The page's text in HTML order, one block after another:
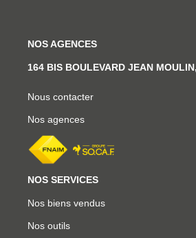
NOS AGENCES
164 BIS BOULEVARD JEAN
Nous contacter
Nos agences
NOS SERVICES
Nos biens vendus
Nos outils